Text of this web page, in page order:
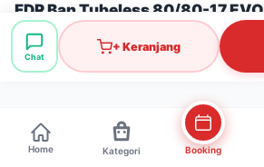
FDR Ban Tubeless 80/80-17 EVO
Stok: 20 pcs
Rp255.000
Chat
+ Keranjang
Home Kategori Booking